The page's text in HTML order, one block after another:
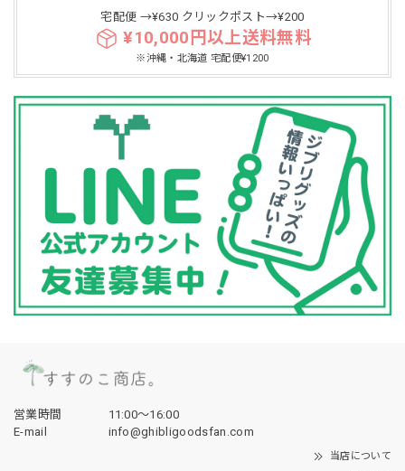
宅配便 →¥630 クリックポスト→¥200
¥10,000円以上送料無料
※沖縄・北海道 宅配便¥1200
営業時間
11:00〜16:00
E-mail
info@ghibligoodsfan.com
当店について